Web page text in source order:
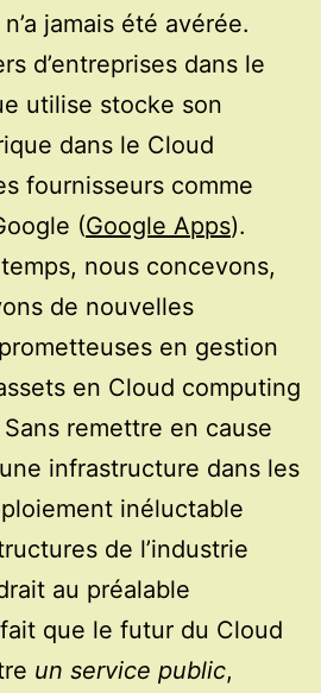
jamais été avérée.
d’entreprises dans le
utilise stocke son
dans le Cloud
fournisseurs comme
(Google Apps).
nous concevons,
de nouvelles
en gestion
en Cloud computing
remettre en cause
infrastructure dans les
inéluctable
de l’industrie
au préalable
que le futur du Cloud
un service public,